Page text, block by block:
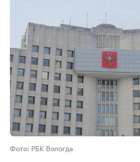
Фото: РБК Вологда